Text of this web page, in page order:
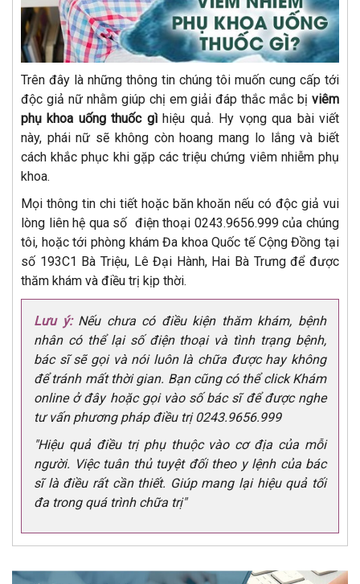
Trên đây là những thông tin chúng tôi muốn cung cấp tới
độc giả nữ nhằm giúp chị em giải đáp thắc mắc bị viêm
phụ khoa uống thuốc gìhiệu quả. Hy vọng qua bài viết
này, phái nữ sẽ không còn hoang mang lo lắng và biết
cách khắc phục khi gặp các triệu chứng viêm nhiễm phụ
khoa.
Mọi thông tin chi tiết hoặc băn khoăn nếu có độc giả vui
lòng liên hệ qua số điện thoại 0243.9656.999 của chúng
tôi, hoặc tới phòng khám Đa khoa Quốc tế Cộng Đồng tại
số 193C1 Bà Triệu, Lê Đại Hành, Hai Bà Trưng để được
thăm khám và điều trị kịp thời.
Lưu ý:Nếu chưa có điều kiện thăm khám, bệnh
nhân có thể lại số điện thoại và tình trạng bệnh,
bác sĩ sẽ gọi và nói luôn là chữa được hay không
để tránh mất thời gian. Bạn cũng có thể click Khám
online ở đây hoặc gọi vào số bác sĩ để được nghe
tư vấn phương pháp điều trị 0243.9656.999
"Hiệu quả điều trị phụ thuộc vào cơ địa của mỗi
người. Việc tuân thủ tuyệt đối theo y lệnh của bác
sĩ là điều rất cần thiết. Giúp mang lại hiệu quả tối
đa trong quá trình chữa trị"